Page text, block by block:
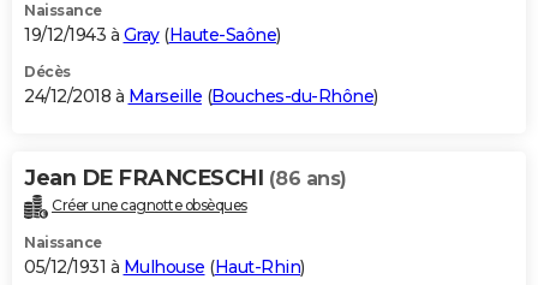
Naissance
19/12/1943 à Gray(Haute-Saône)
Décès
24/12/2018 à Marseille (Bouches-du-Rhône)
Jean DE FRANCESCHI (86 ans)
Créer une cagnotte obsèques
Naissance
05/12/1931 à Mulhouse (Haut-Rhin)